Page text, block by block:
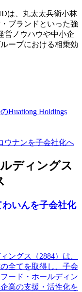
は、丸太太兵衛小林
ブランドといった強
営ノウハウや中小企
ープにおける相乗効
Huationg Holdings
ウナンを子会社化へ
ディングス
いんを子会社化
ングス（2884）は、
全てを取得し、子会
ード・ホールディン
業の支援・活性化を